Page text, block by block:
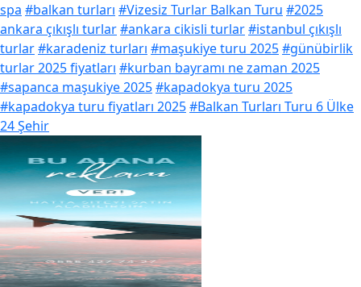
spa #balkan turları #Vizesiz Turlar Balkan Turu #2025
ankara çıkışlı turlar#ankara cikisli turlar#istanbul çıkışlı
turlar#karadeniz turları #maşukiye turu 2025#günübirlik
turlar 2025 fiyatları #kurban bayramı ne zaman 2025
#sapanca maşukiye 2025#kapadokya turu 2025
#kapadokya turu fiyatları 2025#Balkan Turları Turu 6 Ülke
24 Şehir